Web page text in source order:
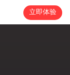
立即体验